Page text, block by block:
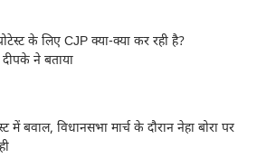
के लिए CJP क्या-क्या कर रही है?
ने बताया
में बवाल, विधानसभा मार्च के दौरान नेहा बोरा पर